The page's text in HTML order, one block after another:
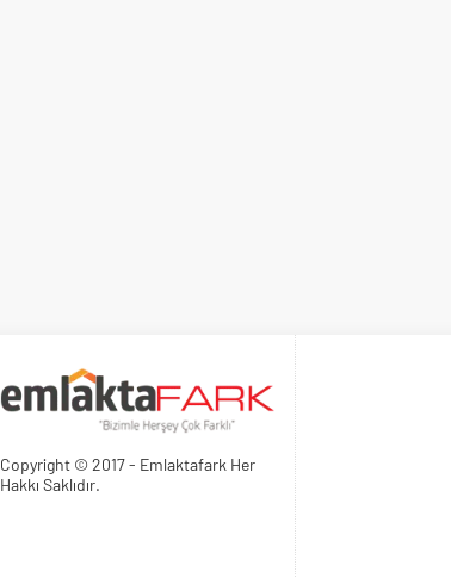
Copyright © 2017 - Emlaktafark Her
Hakkı Saklıdır.